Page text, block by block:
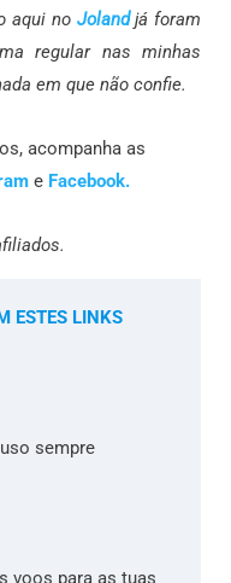
aqui no Jolandjá foram
regular nas minhas
em que não confie.
acompanha as
e Facebook.
ESTES LINKS
sempre
voos para as tuas